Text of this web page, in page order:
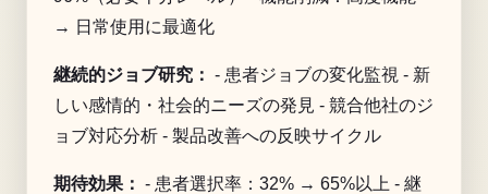
→ 日常使用に最適化
継続的ジョブ研究： - 患者ジョブの変化監視 - 新
しい感情的・社会的ニーズの発見 - 競合他社のジ
ョブ対応分析 - 製品改善への反映サイクル
期待効果： - 患者選択率：32% → 65%以上 - 継